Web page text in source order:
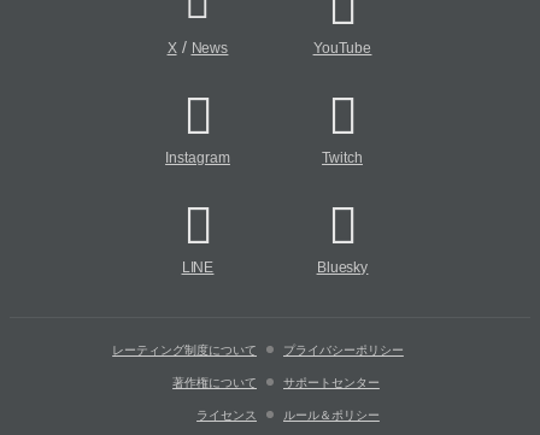
X/ News YouTube
Instagram Twitch
LINE Bluesky
レーティング制度について プライバシーポリシー
著作権について サポートセンター
ライセンス ルール＆ポリシー